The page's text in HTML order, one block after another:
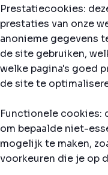
Prestatiecookies:
prestaties van onze
anonieme gegevens
de site gebruiken,
welke pagina's goed
de site te
Functionele cookies:
om bepaalde niet-
mogelijk te maken,
voorkeuren die je op